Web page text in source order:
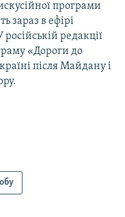
програми
зараз в ефірі
редакції
«Дороги до
після Майдану і